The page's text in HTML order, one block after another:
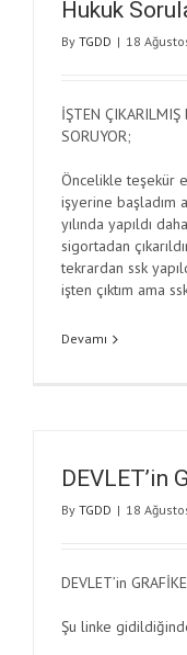
Hukuk
By TGDD | 18
İŞTEN
SORUYOR;
Öncelikle teşekür
işyerine başladım
yılında yapıldı
sigortadan
tekrardan ssk
işten çıktım ama ssk
Devamı
DEVLET’in
By TGDD | 18
DEVLET’in
Şu linke